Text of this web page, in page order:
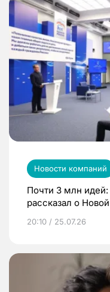
Новости компаний
Почти 3 млн
рассказал о
20:10 / 25.07.26